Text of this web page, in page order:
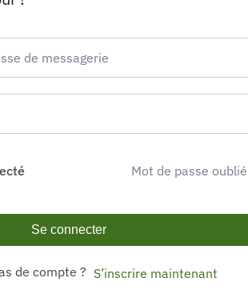
Mot de passe
Se connecter
de compte ? S’inscrire maintenant